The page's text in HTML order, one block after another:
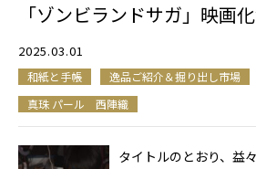
「ゾンビランドサガ」映画
2025.03.01
和紙と手帳 逸品ご紹介＆掘り出し市場
真珠 パール 西陣織
タイトルのとおり、益